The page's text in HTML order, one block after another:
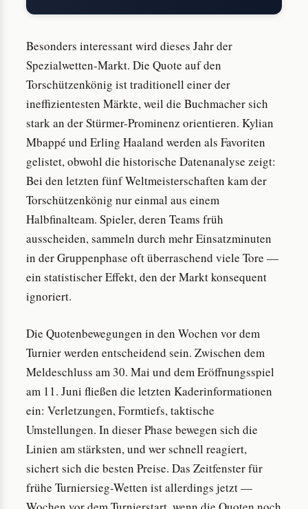
Besonders interessant wird dieses Jahr der
Spezialwetten-Markt. Die Quote auf den
Torschützenkönig ist traditionell einer der
ineffizientesten Märkte, weil die Buchmacher sich
stark an der Stürmer-Prominenz orientieren. Kylian
Mbappé und Erling Haaland werden als Favoriten
gelistet, obwohl die historische Datenanalyse zeigt:
Bei den letzten fünf Weltmeisterschaften kam der
Torschützenkönig nur einmal aus einem
Halbfinalteam. Spieler, deren Teams früh
ausscheiden, sammeln durch mehr Einsatzminuten
in der Gruppenphase oft überraschend viele Tore —
ein statistischer Effekt, den der Markt konsequent
ignoriert.
Die Quotenbewegungen in den Wochen vor dem
Turnier werden entscheidend sein. Zwischen dem
Meldeschluss am 30. Mai und dem Eröffnungsspiel
am 11. Juni fließen die letzten Kaderinformationen
ein: Verletzungen, Formtiefs, taktische
Umstellungen. In dieser Phase bewegen sich die
Linien am stärksten, und wer schnell reagiert,
sichert sich die besten Preise. Das Zeitfenster für
frühe Turniersieg-Wetten ist allerdings jetzt —